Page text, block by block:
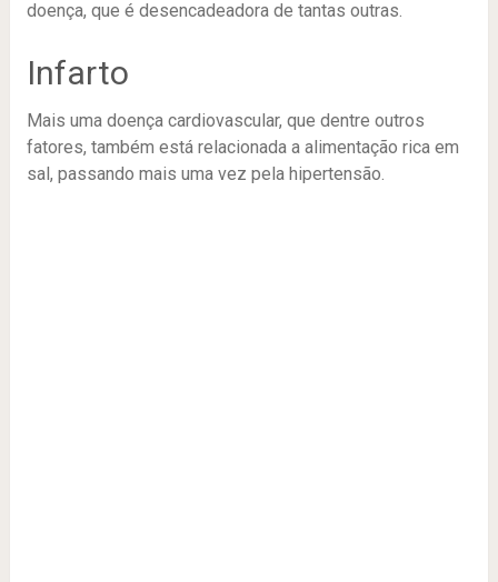
doença, que é desencadeadora de tantas outras.
Infarto
Mais uma doença cardiovascular, que dentre outros
fatores, também está relacionada a alimentação rica em
sal, passando mais uma vez pela hipertensão.